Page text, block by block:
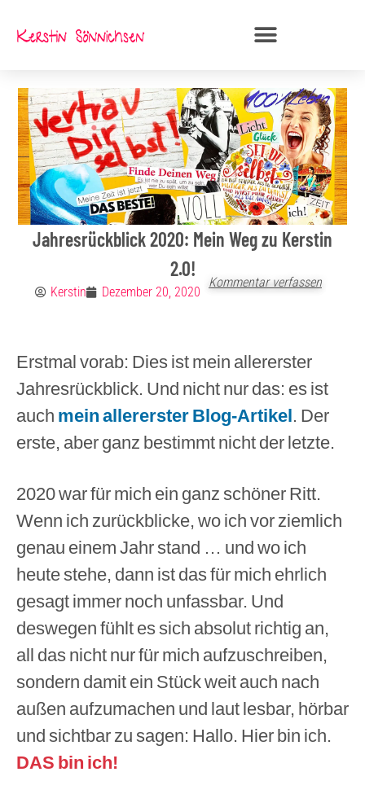
Inhalt
Jahresrückblick 2020: Mein Weg zu Kerstin
2.0!
Kerstin Dezember 20, 2020
Kommentar verfassen
Erstmal vorab: Dies ist mein allererster
Jahresrückblick. Und nicht nur das: es ist
auch mein allererster Blog-Artikel . Der
erste, aber ganz bestimmt nicht der letzte.
2020 war für mich ein ganz schöner Ritt.
Wenn ich zurückblicke, wo ich vor ziemlich
genau einem Jahr stand … und wo ich
heute stehe, dann ist das für mich ehrlich
gesagt immer noch unfassbar. Und
deswegen fühlt es sich absolut richtig an,
all das nicht nur für mich aufzuschreiben,
sondern damit ein Stück weit auch nach
außen aufzumachen und laut lesbar, hörbar
und sichtbar zu sagen: Hallo. Hier bin ich.
DAS bin ich!